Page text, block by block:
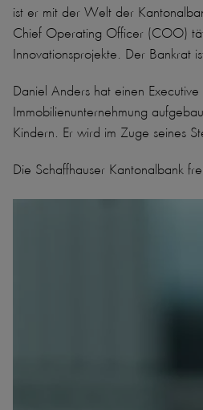
ist er mit der Welt der
Chief Operating Officer (COO)
Innovationsprojekte. Der Bankrat
Daniel Anders hat einen
Immobilienunternehmung
Kindern. Er wird im Zuge seines
Die Schaffhauser Kantonalbank